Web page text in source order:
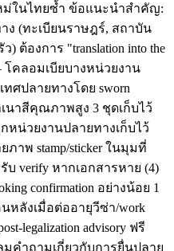
ในไทยซ้ำ ข้อแนะนำสำคัญ:
ง (ทะเบียนราษฎร์, สถาบัน
ต้องการ "translation into the
โคลอมเบียบางหน่วยงาน
ศปลายทางโดย sworn
เนาสีคุณภาพสูง 3 ชุดเก็บไว้
หน่วยงานปลายทางเก็บไว้
าพ stamp/sticker ในมุมที่
verify หากเอกสารหาย (4)
confirmation อย่างน้อย 1
หลังเมื่อต่ออายุวีซ่า/work
legalization advisory ฟรี
คำถามเกี่ยวกับการยื่นปลาย